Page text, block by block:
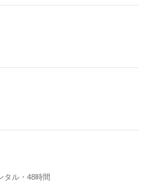
タル・ 48時間